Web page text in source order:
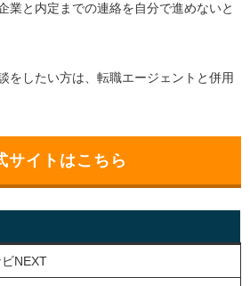
業と内定までの連絡を自分で進めないと
をしたい方は、転職エージェントと併用
サイトはこちら
ビNEXT